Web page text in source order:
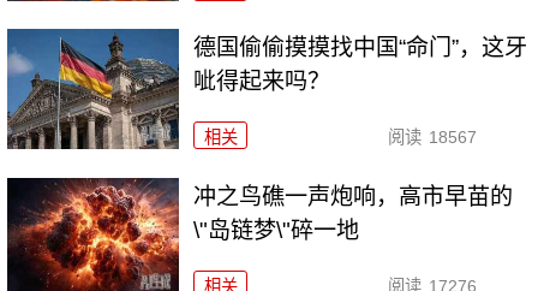
德国偷偷摸摸找中国“命门”，这牙
呲得起来吗？
相关 阅读 18567
冲之鸟礁一声炮响，高市早苗的
\"岛链梦\"碎一地
相关 阅读 17276